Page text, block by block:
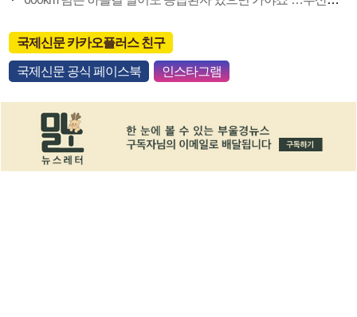
국제신문 카카오플러스 친구
국제신문 공식 페이스북 인스타그램